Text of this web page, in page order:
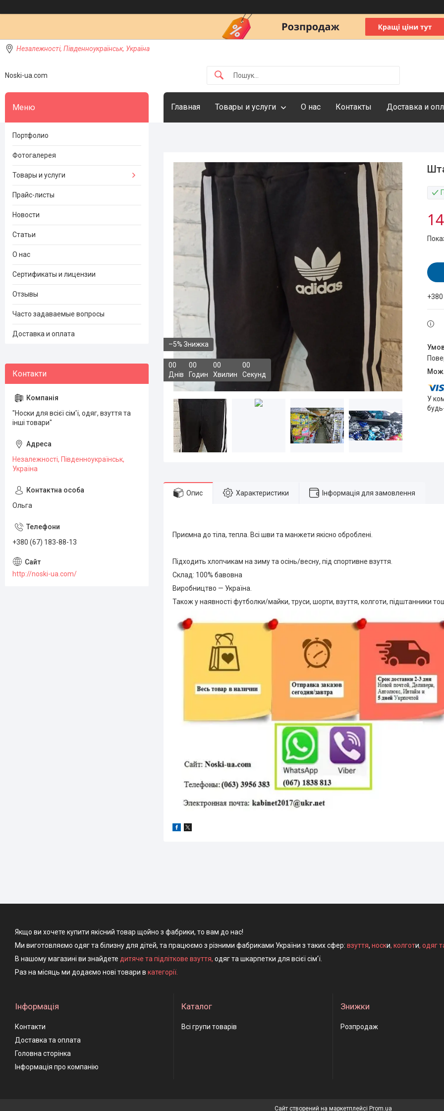
Незалежності, Південноукраїнськ, Україна
Noski-ua.com
Главная Товары и услуги О нас Контакты Доставка и
–5%
00
Днів
00
Годин
00
Хвилин
00
Секунд
У
Опис Характеристики Інформація для замовлення
Приємна до тіла, тепла. Всі шви та манжети якісно оброблені.
Підходить хлопчикам на зиму та осінь/весну, під спортивне взуття.
Склад: 100% бавовна
Виробництво — Україна.
Також у наявності футболки/майки, труси, шорти, взуття, колготи, підштанники
Портфолио
Фотогалерея
Товары и услуги
Прайс-листы
Новости
Статьи
О нас
Сертификаты и лицензии
Отзывы
Часто задаваемые вопросы
Доставка и оплата
"Носки для всієї сім'ї, одяг, взуття та
інші товари"
Незалежності, Південноукраїнськ,
Україна
Ольга
+380 (67) 183-88-13
http://noski-ua.com/
Якщо ви хочете купити якісний товар щойно з фабрики, то вам до нас!
Ми виготовляємо одяг та білизну для дітей, та працюємо з різними фабриками України з таких сфер: взуття, носки, колготи, одяг
В нашому магазині ви знайдете дитяче та підліткове взуття, одяг та шкарпетки для всієї сім'ї.
Раз на місяць ми додаємо нові товари в категорії.
Інформація
Контакти
Доставка та оплата
Головна сторінка
Інформація про компанію
Каталог
Всі групи товарів
Знижки
Розпродаж
Сайт створений на маркетплейсі Prom.ua